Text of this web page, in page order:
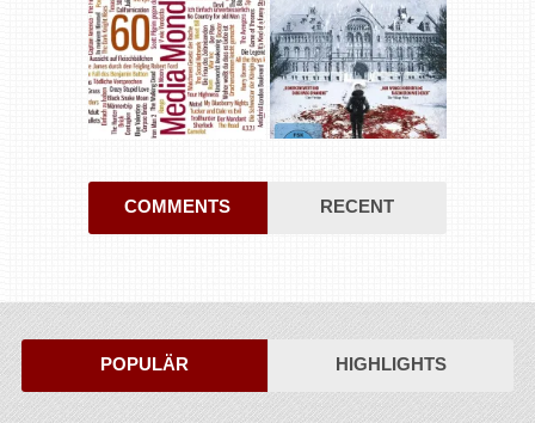
COMMENTS RECENT
POPULÄR HIGHLIGHTS